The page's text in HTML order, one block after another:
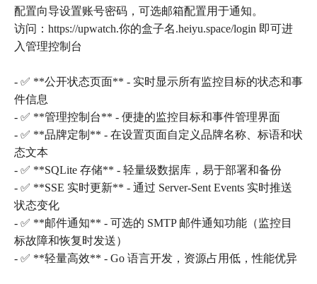
配置向导设置账号密码，可选邮箱配置用于通知。
访问：https://upwatch.你的盒子名.heiyu.space/login 即可进
入管理控制台
- ✅ **公开状态页面** - 实时显示所有监控目标的状态和事
件信息
- ✅ **管理控制台** - 便捷的监控目标和事件管理界面
- ✅ **品牌定制** - 在设置页面自定义品牌名称、标语和状
态文本
- ✅ **SQLite 存储** - 轻量级数据库，易于部署和备份
- ✅ **SSE 实时更新** - 通过 Server-Sent Events 实时推送
状态变化
- ✅ **邮件通知** - 可选的 SMTP 邮件通知功能（监控目
标故障和恢复时发送）
- ✅ **轻量高效** - Go 语言开发，资源占用低，性能优异